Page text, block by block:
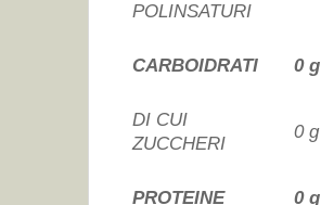
POLINSATURI
CARBOIDRATI 0 g
DI CUI
ZUCCHERI
0 g
PROTEINE 0 g